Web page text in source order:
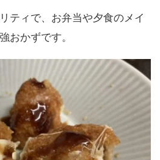
ティで、お弁当や夕食のメイ
おかずです。